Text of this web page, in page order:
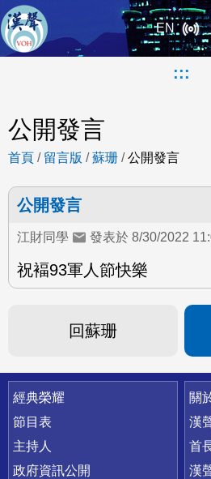
EN
:::
公開發言
首頁 / 留言版 /蘇珊 /公開發言
公開發言
江財同學 發表於 8/30/2022
祝褔93軍人節快樂
回蘇珊
快速連結
經典榮耀
節目表
主持人
政府資訊公開
關
漢
首
漢